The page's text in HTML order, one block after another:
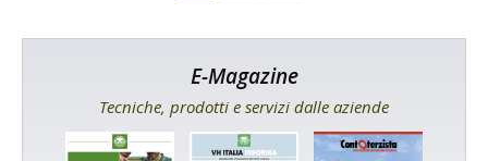
E-Magazine
Tecniche, prodotti e servizi dalle aziende